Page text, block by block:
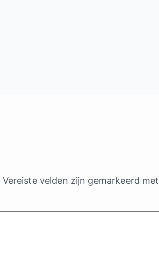
Vereiste velden zijn gemarkeerd met